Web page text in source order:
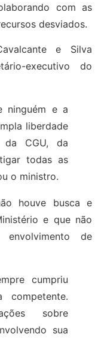
com as
desviados.
e Silva
executivo do
ninguém e a
liberdade
CGU, da
todas as
o ministro.
houve busca e
e que não
de
cumpriu
competente.
sobre
sua